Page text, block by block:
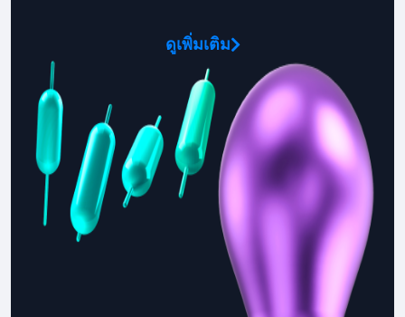
ดูเพิ่มเติม